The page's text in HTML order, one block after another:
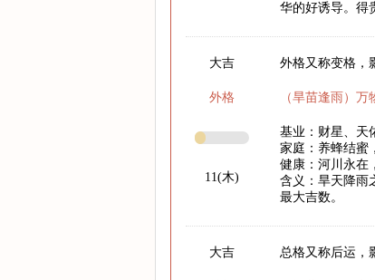
华的好诱导。得
大吉
外格
11(木)
外格又称变格，
（旱苗逢雨）
基业：财星、天
家庭：养蜂结蜜
健康：河川永在
含义：旱天降雨
最大吉数。
大吉 总格又称后运，